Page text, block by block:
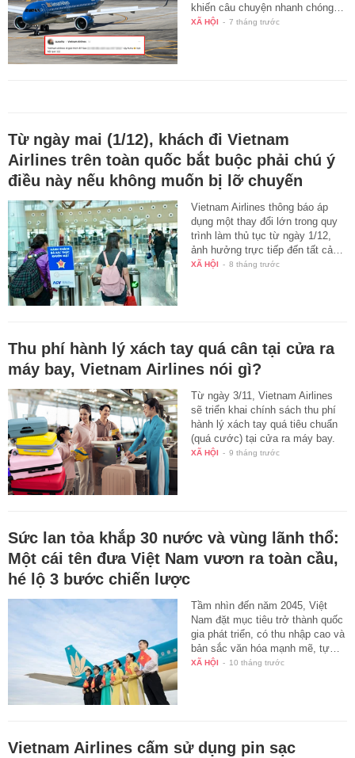
khiến câu chuyện nhanh chóng…
XÃ HỘI - 7 tháng trước
Từ ngày mai (1/12), khách đi Vietnam
Airlines trên toàn quốc bắt buộc phải chú ý
điều này nếu không muốn bị lỡ chuyến
Vietnam Airlines thông báo áp
dụng một thay đổi lớn trong quy
trình làm thủ tục từ ngày 1/12,
ảnh hưởng trực tiếp đến tất cả…
XÃ HỘI - 8 tháng trước
Thu phí hành lý xách tay quá cân tại cửa ra
máy bay, Vietnam Airlines nói gì?
Từ ngày 3/11, Vietnam Airlines
sẽ triển khai chính sách thu phí
hành lý xách tay quá tiêu chuẩn
(quá cước) tại cửa ra máy bay.
XÃ HỘI - 9 tháng trước
Sức lan tỏa khắp 30 nước và vùng lãnh thổ:
Một cái tên đưa Việt Nam vươn ra toàn cầu,
hé lộ 3 bước chiến lược
Tầm nhìn đến năm 2045, Việt
Nam đặt mục tiêu trở thành quốc
gia phát triển, có thu nhập cao và
bản sắc văn hóa mạnh mẽ, tự…
XÃ HỘI - 10 tháng trước
Vietnam Airlines cấm sử dụng pin sạc